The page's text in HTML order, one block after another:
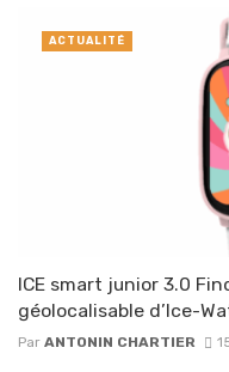
ICE smart junior 3.0
géolocalisable d’Ice-
Par ANTONIN CHARTIER
ACTUALITÉ